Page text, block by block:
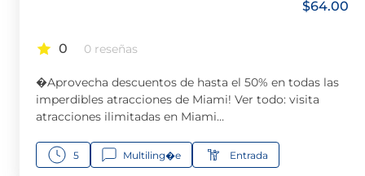
$64.00
0 0 reseñas
�Aprovecha descuentos de hasta el 50% en todas las
imperdibles atracciones de Miami! Ver todo: visita
atracciones ilimitadas en Miami…
5 Multiling�e Entrada